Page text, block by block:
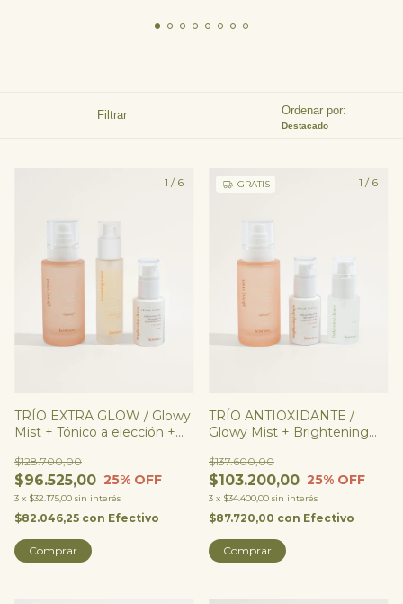
Filtrar Ordenar por:
Destacado
1 / 6
TRÍO EXTRA GLOW / Glowy
Mist + Tónico a elección +
$96.525,00
$128.700,00
25% OFF
3 x $32.175,00 sin interés
$82.046,25 con Efectivo
Comprar
1 / 6
GRATIS
TRÍO ANTIOXIDANTE /
Glowy Mist + Brightening
$103.200,00
$137.600,00
25% OFF
3 x $34.400,00 sin interés
$87.720,00 con Efectivo